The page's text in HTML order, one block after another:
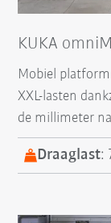
KUKA
Mobiel
XXL-lasten
de millimeter
Draaglast: